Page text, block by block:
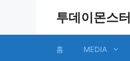
투데이몬스터
홈 MEDIA